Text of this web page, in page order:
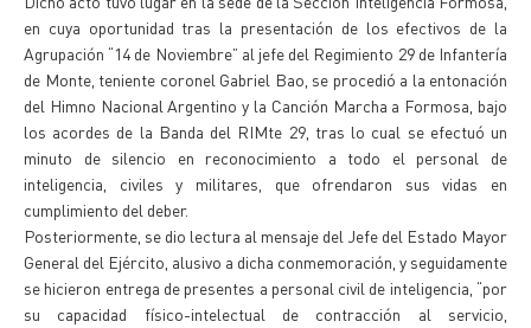
en cuya oportunidad tras la presentación de los efectivos de la
Agrupación “14 de Noviembre” al jefe del Regimiento 29 de Infantería
de Monte, teniente coronel Gabriel Bao, se procedió a la entonación
del Himno Nacional Argentino y la Canción Marcha a Formosa, bajo
los acordes de la Banda del RIMte 29, tras lo cual se efectuó un
minuto de silencio en reconocimiento a todo el personal de
inteligencia, civiles y militares, que ofrendaron sus vidas en
cumplimiento del deber.
Posteriormente, se dio lectura al mensaje del Jefe del Estado Mayor
General del Ejército, alusivo a dicha conmemoración, y seguidamente
se hicieron entrega de presentes a personal civil de inteligencia, “por
su capacidad físico-intelectual de contracción al servicio,